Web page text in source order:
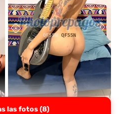
las fotos (8)